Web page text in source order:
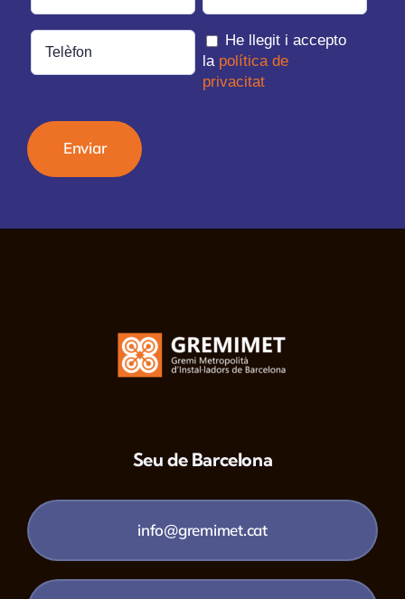
He llegit i accepto
la política de
privacitat
Seu de Barcelona
info@gremimet.cat